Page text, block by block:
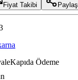
Fiyat Takibi Paylaş
Kapıda Ödeme